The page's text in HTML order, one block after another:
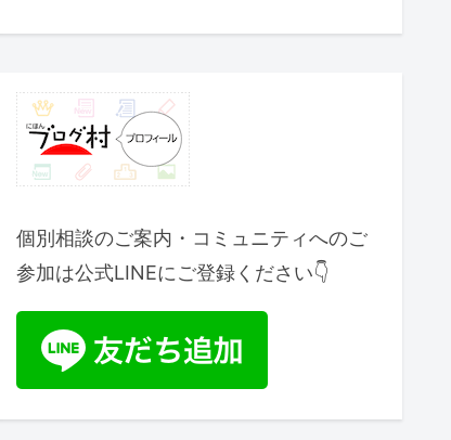
個別相談のご案内・コミュニティへのご
参加は公式LINEにご登録ください👇